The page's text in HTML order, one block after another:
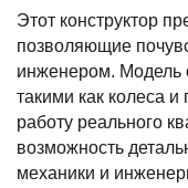
Этот конструктор
позволяющие
инженером. Модель
такими как колеса
работу реального
возможность
механики и